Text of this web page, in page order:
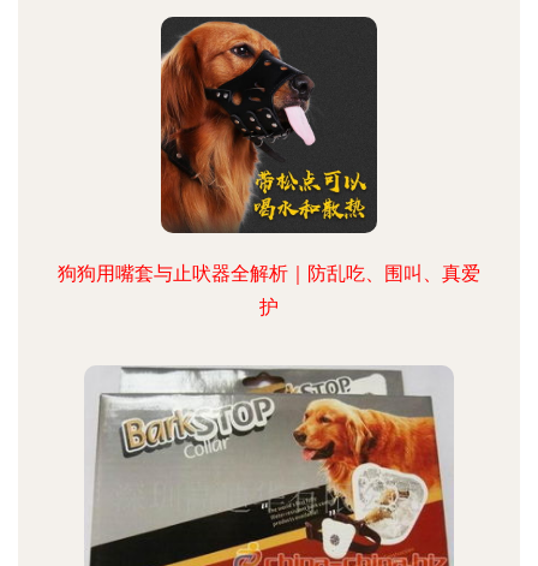
狗狗用嘴套与止吠器全解析｜防乱吃、围叫、真爱
护